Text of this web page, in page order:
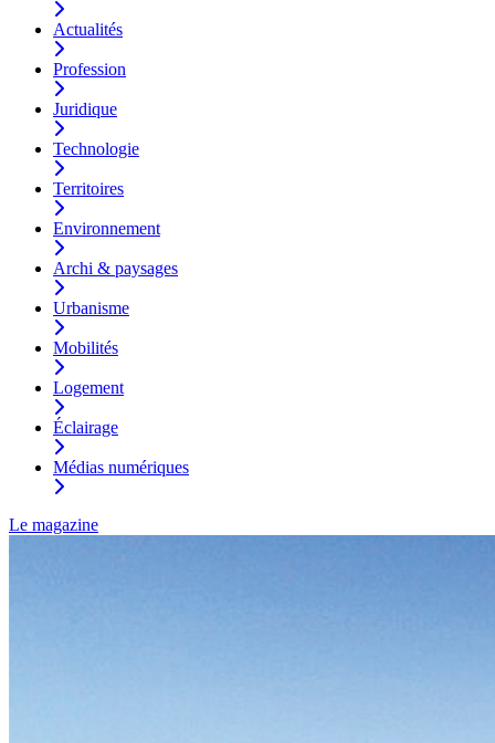
Actualités
Profession
Juridique
Technologie
Territoires
Environnement
Archi & paysages
Urbanisme
Mobilités
Logement
Éclairage
Médias numériques
Le magazine